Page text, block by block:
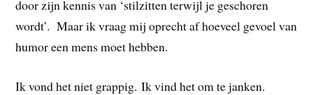
door zijn kennis van ‘stilzitten terwijl je geschoren
wordt’. Maar ik vraag mij oprecht af hoeveel gevoel van
humor een mens moet hebben.
Ik vond het niet grappig. Ik vind het om te janken.